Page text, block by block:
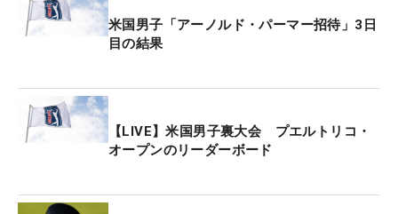
米国男子「アーノルド・パーマー招待」3日
目の結果
【LIVE】米国男子裏大会 プエルトリコ・
オープンのリーダーボード